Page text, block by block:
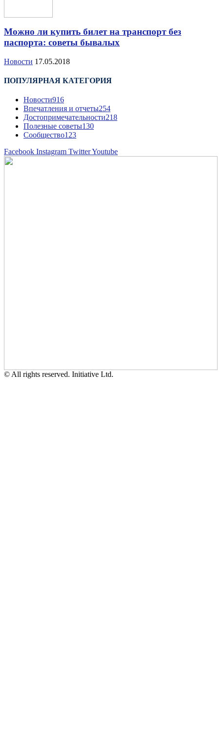
Можно ли купить билет на транспорт без
паспорта: советы бывалых
Новости 17.05.2018
ПОПУЛЯРНАЯ КАТЕГОРИЯ
Новости916
Впечатления и отчеты254
Достопримечательности218
Полезные советы130
Сообщество123
Facebook Instagram TwitterYoutube
© All rights reserved. Initiative Ltd.